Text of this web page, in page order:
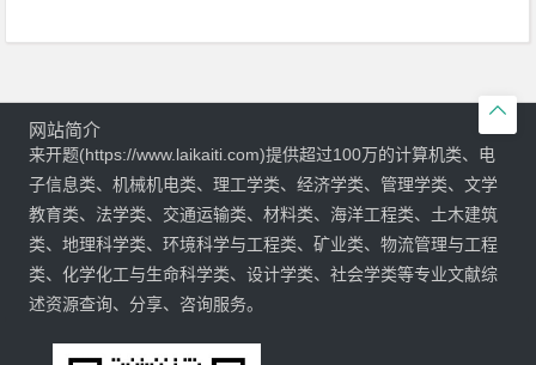

网站简介
来开题(https://www.laikaiti.com)提供超过100万的计算机类、电
子信息类、机械机电类、理工学类、经济学类、管理学类、文学
教育类、法学类、交通运输类、材料类、海洋工程类、土木建筑
类、地理科学类、环境科学与工程类、矿业类、物流管理与工程
类、化学化工与生命科学类、设计学类、社会学类等专业文献综
述资源查询、分享、咨询服务。